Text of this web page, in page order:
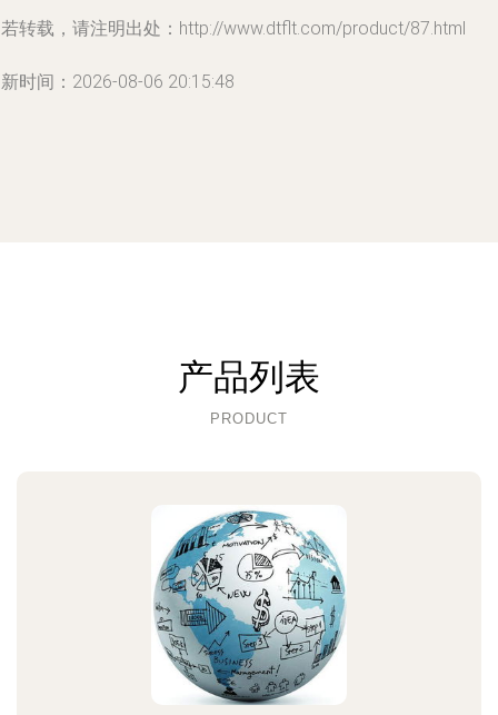
转载，请注明出处：http://www.dtflt.com/product/87.html
时间：2026-08-06 20:15:48
产品列表
PRODUCT